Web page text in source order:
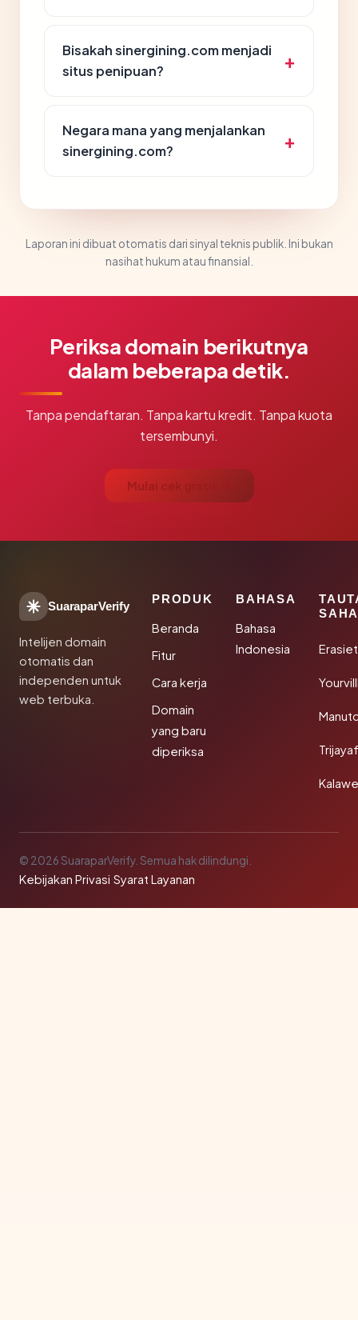
Bisakah sinergining.com menjadi
situs penipuan?
Negara mana yang menjalankan
sinergining.com?
Laporan ini dibuat otomatis dari sinyal teknis publik. Ini bukan
nasihat hukum atau finansial.
Periksa domain berikutnya
dalam beberapa detik.
Tanpa pendaftaran. Tanpa kartu kredit. Tanpa kuota
tersembunyi.
Mulai cek gratis →
SuaraparVerify
Intelijen domain
otomatis dan
independen untuk
web terbuka.
PRODUK
Beranda
Fitur
Cara kerja
Domain
yang baru
diperiksa
BAHASA
Bahasa
Indonesia
© 2026 SuaraparVerify. Semua hak dilindungi.
Kebijakan Privasi·Syarat Layanan